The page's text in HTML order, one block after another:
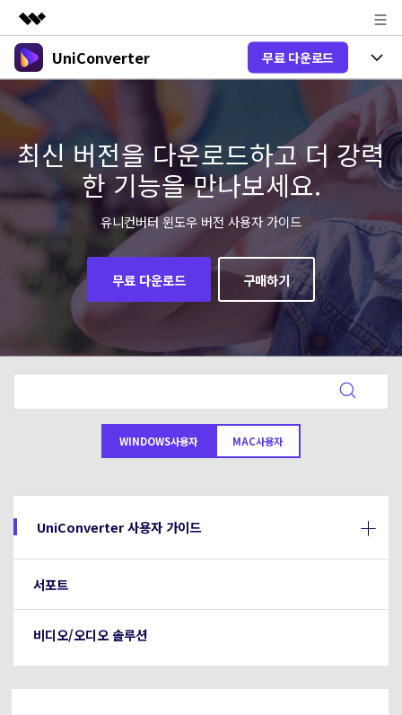
주요 제품
AIGC 크리에이티비티
유틸리티
비즈니스
솔루션
회사 소개
뉴스룸
플랜 및 가격
도움말 센터
UniConverter 무료 다운로드
제품 선택
올인원 미디어 툴박스
유니컨버터-윈도우 버전
제품 기능
음성 텍스트 변환
음성/동영상을 텍스트로 빠르고 정확
하게 변환하세요.
New
동영상 변환
업그레이드된 뛰어난 지능형 변환 프로
Hot
온라인 도구
온라인 오디오 편집기
오디오 변환
New
온라인 영상 편집기
동영상 변환
Hot
V17 업그레이드
블로그
DVD / CD 사용자
DVD 변환
New
Hot
DVD / CD 사용자
카메라 사용자
가이드
지원되는 형식, 장치 및 GPU의 전체 목록.
새로운 정보
온라인으로 시작하기
search
최신 버전을 다운로드하고 더 강력
한 기능을 만나보세요.
유니컨버터 윈도우 버전 사용자 가이드
무료 다운로드 구매하기
WINDOWS사용자 MAC사용자
UniConverter 사용자 가이드
서포트
비디오/오디오 솔루션